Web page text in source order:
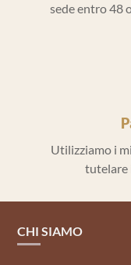
sede entro 48
Utilizziamo i
tutelare
CHI SIAMO